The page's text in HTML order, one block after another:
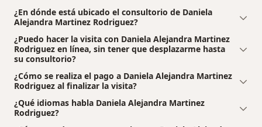
¿En dónde está ubicado el consultorio de Daniela
Alejandra Martinez Rodriguez?
¿Puedo hacer la visita con Daniela Alejandra Martinez
Rodriguez en línea, sin tener que desplazarme hasta
su consultorio?
¿Cómo se realiza el pago a Daniela Alejandra Martinez
Rodriguez al finalizar la visita?
¿Qué idiomas habla Daniela Alejandra Martinez
Rodriguez?